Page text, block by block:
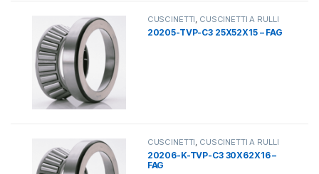
CUSCINETTI, CUSCINETTI A RULLI
20205-TVP-C3 25X52X15 – FAG
CUSCINETTI, CUSCINETTI A RULLI
20206-K-TVP-C3 30X62X16 –
FAG